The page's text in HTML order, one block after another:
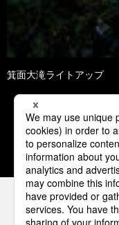
箕面大滝ライトアップ
2
パナソニッ